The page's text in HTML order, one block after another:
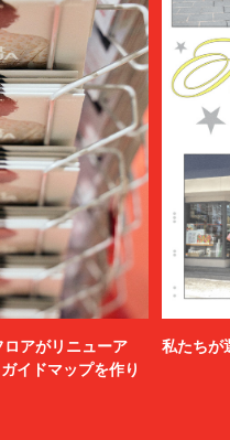
アがリニューア
イドマップを作り
私たちが